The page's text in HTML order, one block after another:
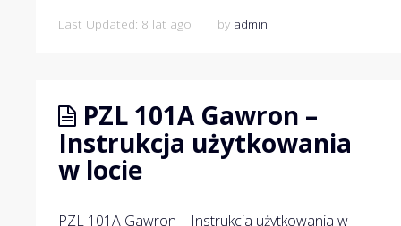
Last Updated: 8 lat ago by admin
PZL 101A Gawron –
Instrukcja użytkowania
w locie
PZL 101A Gawron – Instrukcja użytkowania w